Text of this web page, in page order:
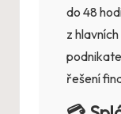
do 48
z
řešení